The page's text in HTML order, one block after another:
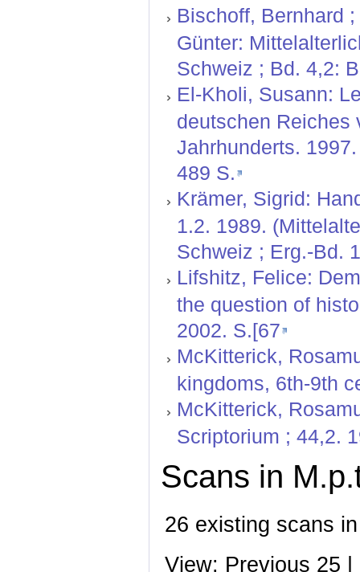
Bischoff, Bernhard
Günter:
Schweiz ; Bd. 4,2:
El-Kholi, Susann:
deutschen Reiches
Jahrhunderts.
489 S.
Krämer, Sigrid:
1.2. 1989.
Schweiz ; Erg.-Bd.
Lifshitz, Felice:
the question of
2002. S.[67
McKitterick,
kingdoms, 6th-9th
McKitterick,
Scriptorium ; 44,2.
Scans in
26 existing scans
View: Previous 25 |